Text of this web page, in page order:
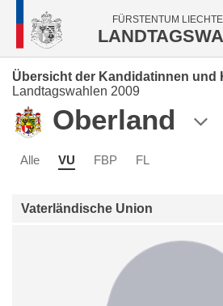
FÜRSTENTUM
Übersicht der Kandidatinnen und
Landtagswahlen 2009
Oberland
Alle VU FBP FL
Vaterländische Union